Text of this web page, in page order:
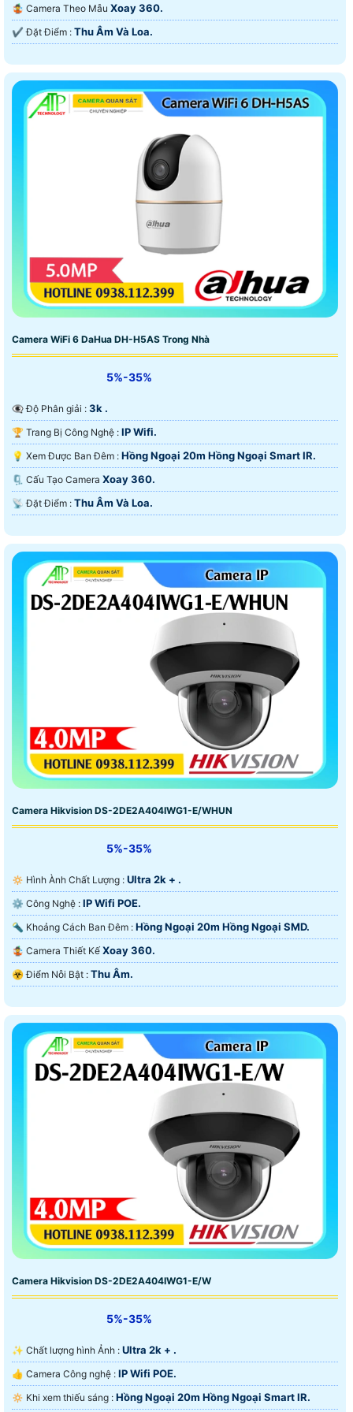
🤹 Camera Theo Mẫu Xoay 360.
️✔️ Đặt Điểm : Thu Âm Và Loa.
Camera WiFi 6 DaHua DH-H5AS Trong Nhà
5%-35%
👁️‍🗨 Độ Phân giải : 3k .
🏆 Trang Bị Công Nghệ : IP Wifi.
💡 Xem Được Ban Đêm : Hồng Ngoại 20m Hồng Ngoại Smart IR.
🗜️ Cấu Tạo Camera Xoay 360.
️📡 Đặt Điểm : Thu Âm Và Loa.
Camera Hikvision DS-2DE2A404IWG1-E/WHUN
5%-35%
🔅 Hình Ành Chất Lượng : Ultra 2k + .
⚙ Công Nghệ : IP Wifi POE.
🔦 Khoảng Cách Ban Đêm : Hồng Ngoại 20m Hồng Ngoại SMD.
🤹 Camera Thiết Kế Xoay 360.
️☣️ Điểm Nỗi Bật : Thu Âm.
Camera Hikvision DS-2DE2A404IWG1-E/W
5%-35%
✨ Chất lượng hình Ảnh : Ultra 2k + .
👍 Camera Công nghệ : IP Wifi POE.
🔅 Khi xem thiếu sáng : Hồng Ngoại 20m Hồng Ngoại Smart IR.